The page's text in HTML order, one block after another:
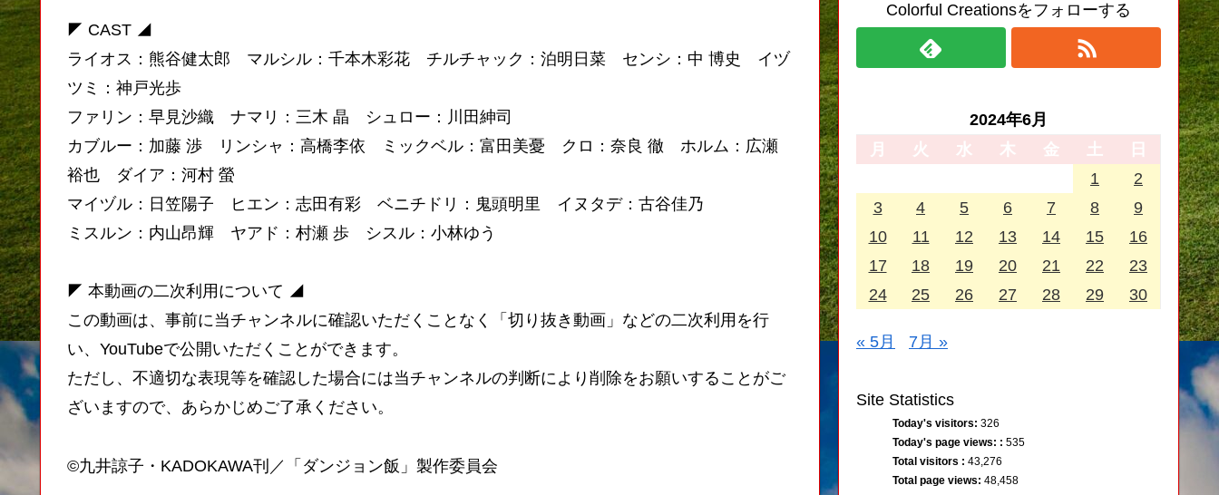
◤ CAST ◢
ライオス：熊谷健太郎 マルシル：千本木彩花 チルチャック：泊明日菜 センシ：中 博史 イヅ
ツミ：神戸光歩
ファリン：早見沙織 ナマリ：三木 晶 シュロー：川田紳司
カブルー：加藤 渉 リンシャ：高橋李依 ミックベル：富田美憂 クロ：奈良 徹 ホルム：広瀬
裕也 ダイア：河村 螢
マイヅル：日笠陽子 ヒエン：志田有彩 ベニチドリ：鬼頭明里 イヌタデ：古谷佳乃
ミスルン：内山昂輝 ヤアド：村瀬 歩 シスル：小林ゆう
◤ 本動画の二次利用について ◢
この動画は、事前に当チャンネルに確認いただくことなく「切り抜き動画」などの二次利用を行
い、YouTubeで公開いただくことができます。
ただし、不適切な表現等を確認した場合には当チャンネルの判断により削除をお願いすることがご
ざいますので、あらかじめご了承ください。
©九井諒子・KADOKAWA刊／「ダンジョン飯」製作委員会
Colorful Creationsをフォローする
2024年6月
月
火 水 木 金 土
日
1
2
3
4 5 6 7 8
9
10
11 12 13 14 15
16
17
18 19 20 21 22
23
24
25 26 27 28 29 30
« 5月 7月 »
Site Statistics
Today's visitors: 326
Today's page views: : 535
Total visitors : 43,276
Total page views: 48,458